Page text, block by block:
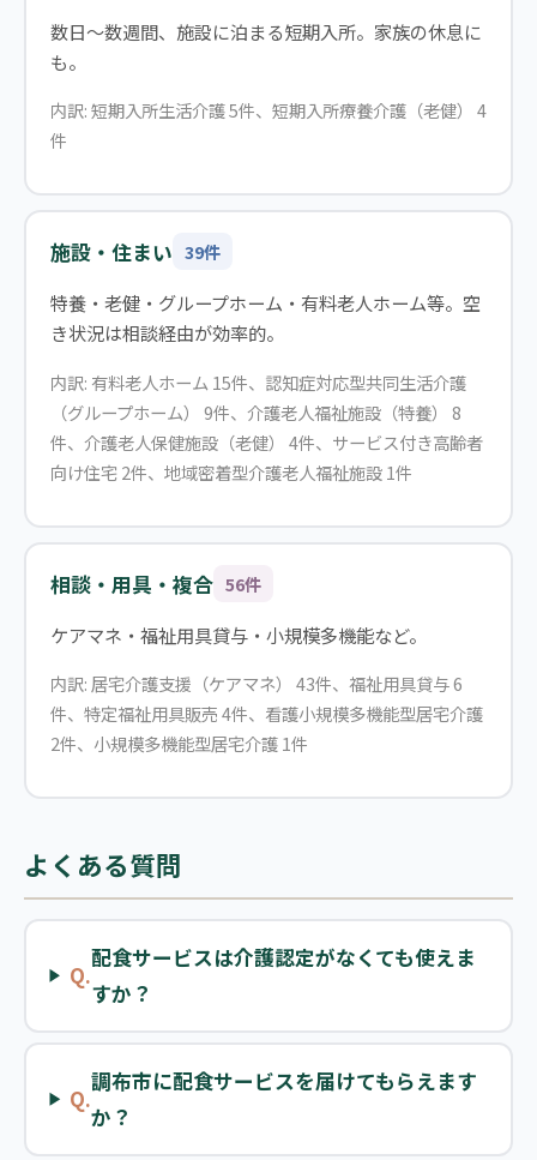
数日〜数週間、施設に泊まる短期入所。家族の休息に
も。
内訳: 短期入所生活介護 5件、短期入所療養介護（老健） 4
件
施設・住まい 39件
特養・老健・グループホーム・有料老人ホーム等。空
き状況は相談経由が効率的。
内訳: 有料老人ホーム 15件、認知症対応型共同生活介護
（グループホーム） 9件、介護老人福祉施設（特養） 8
件、介護老人保健施設（老健） 4件、サービス付き高齢者
向け住宅 2件、地域密着型介護老人福祉施設 1件
相談・用具・複合 56件
ケアマネ・福祉用具貸与・小規模多機能など。
内訳: 居宅介護支援（ケアマネ） 43件、福祉用具貸与 6
件、特定福祉用具販売 4件、看護小規模多機能型居宅介護
2件、小規模多機能型居宅介護 1件
よくある質問
Q.
配食サービスは介護認定がなくても使えま
すか？
Q.
調布市に配食サービスを届けてもらえます
か？